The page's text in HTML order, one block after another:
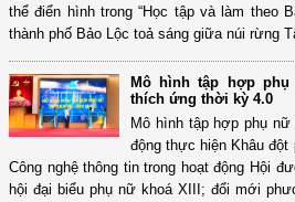
thể điển hình trong “Học tập và làm theo
thành phố Bảo Lộc toả sáng giữa núi rừng
Mô hình tập hợp
thích ứng thời kỳ 4.0
Mô hình tập hợp phụ
động thực hiện Khâu
Công nghệ thông tin trong hoạt động Hội
hội đại biểu phụ nữ khoá XIII; đổi mới